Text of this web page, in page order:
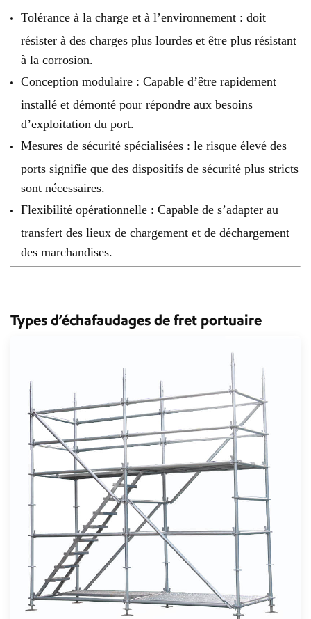
Tolérance à la charge et à l’environnement : doit
résister à des charges plus lourdes et être plus résistant
à la corrosion.
Conception modulaire : Capable d’être rapidement
installé et démonté pour répondre aux besoins
d’exploitation du port.
Mesures de sécurité spécialisées : le risque élevé des
ports signifie que des dispositifs de sécurité plus stricts
sont nécessaires.
Flexibilité opérationnelle : Capable de s’adapter au
transfert des lieux de chargement et de déchargement
des marchandises.
Types d’échafaudages de fret portuaire